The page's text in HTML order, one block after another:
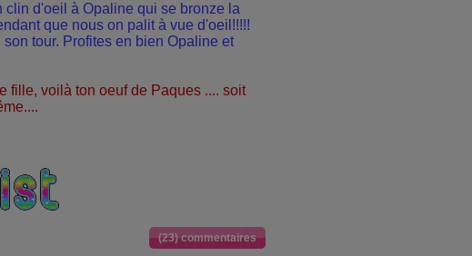
clin d'oeil à Opaline qui se bronze la
que nous on palit à vue d'oeil!!!!!
tour. Profites en bien Opaline et
fille, voilà ton oeuf de Paques .... soit
(23) commentaires